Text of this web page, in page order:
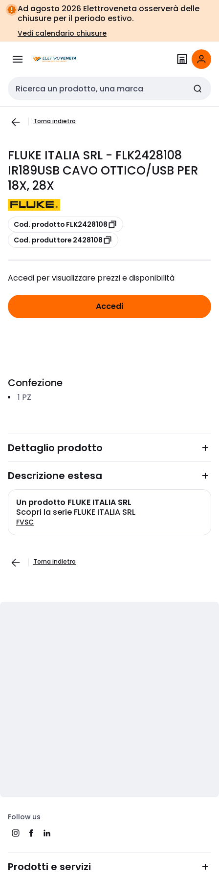
Vai alla
navigazione
Vai
alla
pagina
Ad agosto 2026 Elettroveneta osserverà delle
chiusure per il periodo estivo.
Vedi calendario chiusure
Cerca input
Torna indietro
FLUKE ITALIA SRL - FLK2428108
IR189USB CAVO OTTICO/USB PER
18X, 28X
copia
Cod. prodotto FLK2428108
copia
Cod. produttore 2428108
Accedi per visualizzare prezzi e disponibilità
Accedi
Confezione
1 PZ
Dettaglio prodotto
Descrizione estesa
Un prodotto FLUKE ITALIA SRL
Scopri la serie FLUKE ITALIA SRL
FVSC
Torna indietro
Follow us
Prodotti e servizi